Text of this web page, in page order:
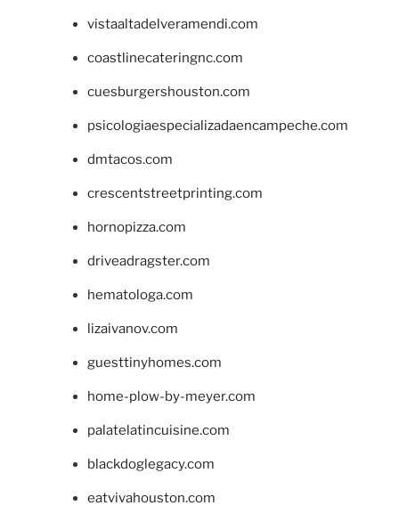
vistaaltadelveramendi.com
coastlinecateringnc.com
cuesburgershouston.com
psicologiaespecializadaencampeche.com
dmtacos.com
crescentstreetprinting.com
hornopizza.com
driveadragster.com
hematologa.com
lizaivanov.com
guesttinyhomes.com
home-plow-by-meyer.com
palatelatincuisine.com
blackdoglegacy.com
eatvivahouston.com